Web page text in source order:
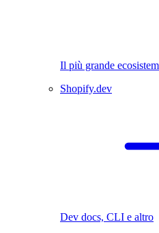
Il più grande
Shopify.dev
Dev docs, CLI e altro